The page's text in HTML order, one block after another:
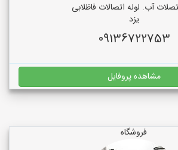
آب. لوله اتصالات فاظلابی
یزد
09136722753
مشاهده پروفایل
فروشگاه